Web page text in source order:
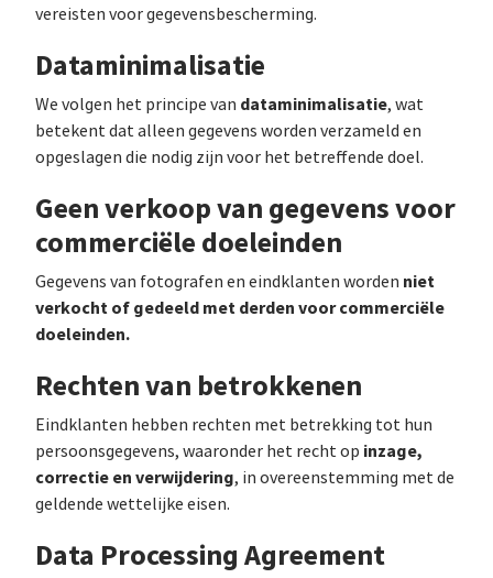
vereisten voor gegevensbescherming.
Dataminimalisatie
We volgen het principe van dataminimalisatie, wat
betekent dat alleen gegevens worden verzameld en
opgeslagen die nodig zijn voor het betreffende doel.
Geen verkoop van gegevens voor
commerciële doeleinden
Gegevens van fotografen en eindklanten worden niet
verkocht of gedeeld met derden voor commerciële
doeleinden.
Rechten van betrokkenen
Eindklanten hebben rechten met betrekking tot hun
persoonsgegevens, waaronder het recht op inzage,
correctie en verwijdering, in overeenstemming met de
geldende wettelijke eisen.
Data Processing Agreement